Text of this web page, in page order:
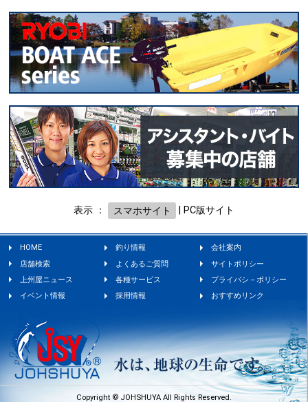
表示 ： スマホサイト PC版サイト
HOME 釣り情報
会社案内
店舗検索
よくあるご質問
サイトポリシー
上州屋ニュース
各種サービス
プライバシ－ポリシー
イベント情報
採用情報 おすすめリンク
Copyright © JOHSHUYA All Rights Reserved.